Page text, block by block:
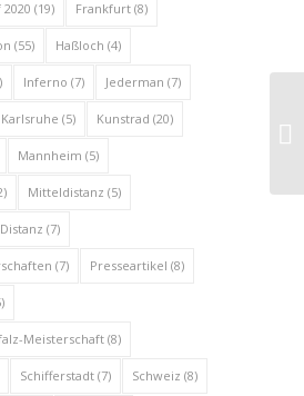
(19) Frankfurt(8)
(55) Haßloch (4)
Inferno (7) Jederman (7)
Karlsruhe (5) Kunstrad (20)
Mannheim (5)
Mitteldistanz (5)
(7)
(7) Presseartikel (8)
Meisterschaft(8)
Schifferstadt(7) Schweiz (8)